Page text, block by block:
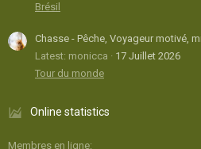
Brésil
Chasse - Pêche, Voyageur motivé,
Latest: monicca
17 Juillet 2026
Tour du monde
Online statistics
Membres en ligne